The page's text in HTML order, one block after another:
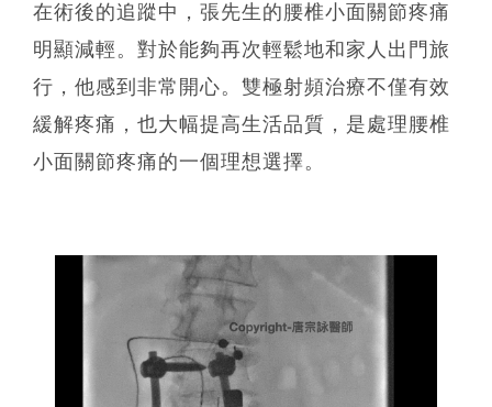
在術後的追蹤中，張先生的腰椎小面關節疼痛
明顯減輕。對於能夠再次輕鬆地和家人出門旅
行，他感到非常開心。雙極射頻治療不僅有效
緩解疼痛，也大幅提高生活品質，是處理腰椎
小面關節疼痛的一個理想選擇。